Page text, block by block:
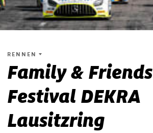
RENNEN
Family & Friends
Festival DEKRA
Lausitzring